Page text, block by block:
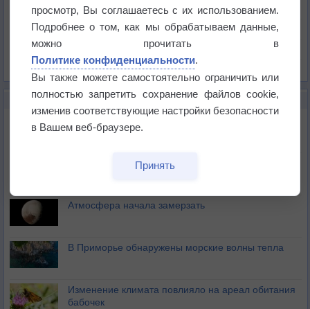
Давление
Осадки
Облачность
Список всех карт
НОВОЕ О ПОГОДЕ
Космическая погода влияет на транспорт
Приложение построит маршрут через тень
Атмосфера начала замерзать
В Приморье обнаружены морские волны тепла
Изменение климата повлияло на ареал обитания
бабочек
просмотр, Вы соглашаетесь с их использованием.
Подробнее о том, как мы обрабатываем данные,
можно прочитать в
Политике конфиденциальности.
Вы также можете самостоятельно ограничить или
полностью запретить сохранение файлов cookie,
изменив соответствующие настройки безопасности
в Вашем веб-браузере.
Принять